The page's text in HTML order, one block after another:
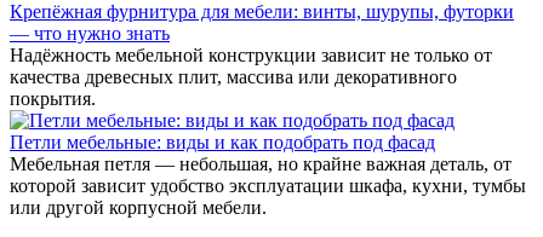
Крепёжная фурнитура для мебели: винты, шурупы, футорки
— что нужно знать
Надёжность мебельной конструкции зависит не только от
качества древесных плит, массива или декоративного
покрытия.
Петли мебельные: виды и как подобрать под фасад
Мебельная петля — небольшая, но крайне важная деталь, от
которой зависит удобство эксплуатации шкафа, кухни, тумбы
или другой корпусной мебели.